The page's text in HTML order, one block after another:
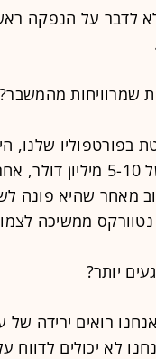
לדבר על הנפקה
שמרוויחות מהמשבר?
מאחר שהיא פונה
ממשיכה לצמוח ומוכרת מעל
יותר?
לא יכולים